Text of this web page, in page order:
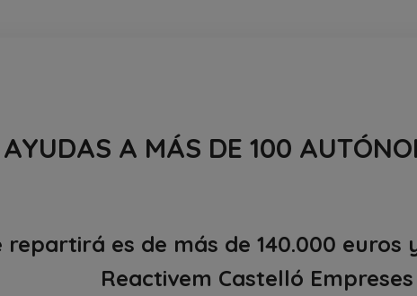
A MÁS DE 100
repartirá es de más de 140.000 euros
Reactivem Castelló Empreses